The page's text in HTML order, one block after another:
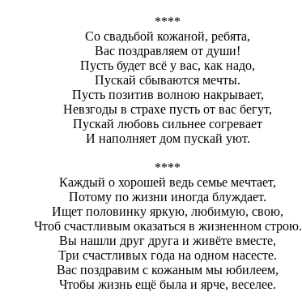
****
Со свадьбой кожаной, ребята,
Вас поздравляем от души!
Пусть будет всё у вас, как надо,
Пускай сбываются мечты.
Пусть позитив волною накрывает,
Невзгоды в страхе пусть от вас бегут,
Пускай любовь сильнее согревает
И наполняет дом пускай уют.
****
Каждый о хорошей ведь семье мечтает,
Потому по жизни иногда блуждает.
Ищет половинку яркую, любимую, свою,
Чтоб счастливым оказаться в жизненном строю.
Вы нашли друг друга и живёте вместе,
Три счастливых года на одном насесте.
Вас поздравим с кожаным мы юбилеем,
Чтобы жизнь ещё была и ярче, веселее.